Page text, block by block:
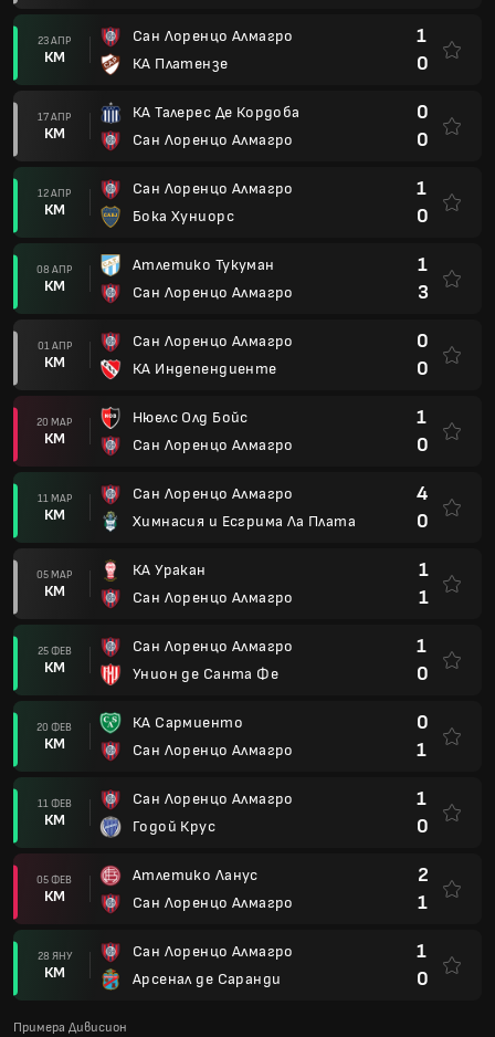
23 АПР
КМ
Сан Лоренцо Алмагро
КА Платензе
1
0
17 АПР
КМ
КА Талерес Де Кордоба
Сан Лоренцо Алмагро
0
0
12 АПР
КМ
Сан Лоренцо Алмагро
Бока Хуниорс
1
0
08 АПР
КМ
Атлетико Тукуман
Сан Лоренцо Алмагро
1
3
01 АПР
КМ
Сан Лоренцо Алмагро
КА Индепендиенте
0
0
20 МАР
КМ
Нюелс Олд Бойс
Сан Лоренцо Алмагро
1
0
11 МАР
КМ
Сан Лоренцо Алмагро
Химнасия и Есгрима Ла Плата
4
0
05 МАР
КМ
КА Уракан
Сан Лоренцо Алмагро
1
1
25 ФЕВ
КМ
Сан Лоренцо Алмагро
Унион де Санта Фе
1
0
20 ФЕВ
КМ
КА Сармиенто
Сан Лоренцо Алмагро
0
1
11 ФЕВ
КМ
Сан Лоренцо Алмагро
Годой Крус
1
0
05 ФЕВ
КМ
Атлетико Ланус
Сан Лоренцо Алмагро
2
1
28 ЯНУ
КМ
Сан Лоренцо Алмагро
Арсенал де Саранди
1
0
Примера Дивисион